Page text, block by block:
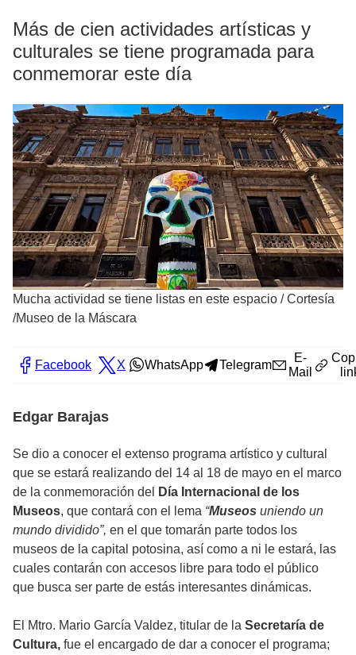
Más de cien actividades artísticas y
culturales se tiene programada para
conmemorar este día
Mucha actividad se tiene listas en este espacio /Cortesía
/Museo de la Máscara
Facebook X WhatsApp Telegram
E-
Mail
Edgar Barajas
Se dio a conocer el extenso programa artístico y cultural
que se estará realizando del 14 al 18 de mayo en el marco
de la conmemoración del
Día Internacional de los
Museos, que contará con el lema “Museos uniendo un
mundo dividido”, en el que tomarán parte todos los
museos de la capital potosina, así como a ni le estará, las
cuales contarán con accesos libre para todo el público
que busca ser parte de estás interesantes dinámicas.
El Mtro. Mario García Valdez, titular de la Secretaría de
Cultura, fue el encargado de dar a conocer el programa;